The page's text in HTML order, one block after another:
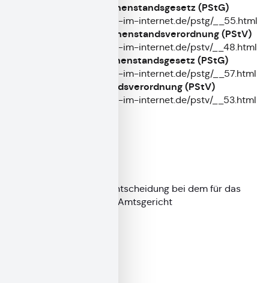
§§ 55 bis 58 Personenstandsgesetz (PStG)
https://www.gesetze-im-internet.de/pstg/__55.html
§§ 48 bis 50 Personenstandsverordnung (PStV)
https://www.gesetze-im-internet.de/pstv/__48.html
§§ 57, 61, 62 Personenstandsgesetz (PStG)
https://www.gesetze-im-internet.de/pstg/__57.html
§ 53 Personenstandsverordnung (PStV)
https://www.gesetze-im-internet.de/pstv/__53.html
Antrag auf gerichtliche Entscheidung bei dem für das
Standesamt zuständigen Amtsgericht